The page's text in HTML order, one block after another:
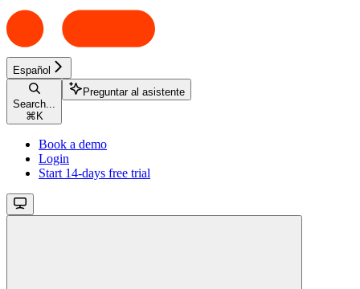
Español
Search...
⌘ K
Preguntar al asistente
Book a demo
Login
Start 14-days free trial